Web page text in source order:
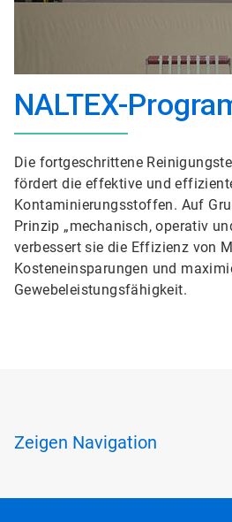
NALTEX-
Die fortgeschrittene
fördert die effektive und
Kontaminierungsstoffen. Auf
Prinzip „mechanisch, operativ
verbessert sie die Effizienz von
Kosteneinsparungen und
Gewebeleistungsfähigkeit.
Zeigen Navigation